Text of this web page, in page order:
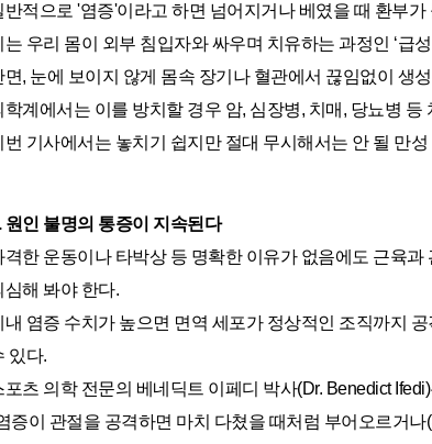
반적으로 '염증'이라고 하면 넘어지거나 베였을 때 환부
는 우리 몸이 외부 침입자와 싸우며 치유하는 과정인 ‘급
면, 눈에 보이지 않게 몸속 장기나 혈관에서 끊임없이 생성
학계에서는 이를 방치할 경우 암, 심장병, 치매, 당뇨병
번 기사에서는 놓치기 쉽지만 절대 무시해서는 안 될 만
원인 불명의 통증이 지속된다
격한 운동이나 타박상 등 명확한 이유가 없음에도 근육
심해 봐야 한다.
내 염증 수치가 높으면 면역 세포가 정상적인 조직까지
있다.
포츠 의학 전문의 베네딕트 이페디 박사(Dr. Benedict
증이 관절을 공격하면 마치 다쳤을 때처럼 부어오르거